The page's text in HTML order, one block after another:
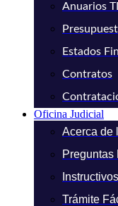
Anuarios
Estados
Contratos
Oficina Judicial
Acerca de
Preguntas
Trámite